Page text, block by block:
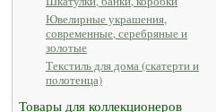
Ювелирные украшения,
современные, серебряные и
золотые
Текстиль для дома (скатерти и
полотенца)
Товары для коллекционеров